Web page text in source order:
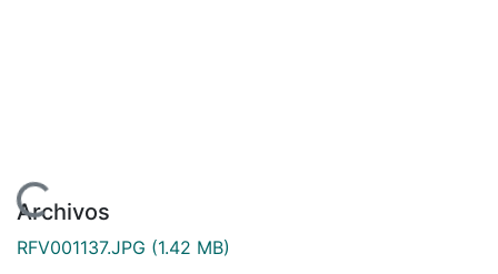
Archivos
RFV001137.JPG (1.42 MB)